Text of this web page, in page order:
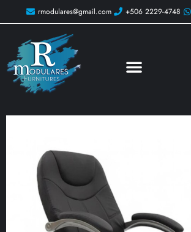
rmodulares@gmail.com +506 2229-4748